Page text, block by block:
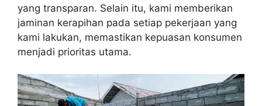
yang transparan. Selain itu, kami memberikan
jaminan kerapihan pada setiap pekerjaan yang
kami lakukan, memastikan kepuasan konsumen
menjadi prioritas utama.